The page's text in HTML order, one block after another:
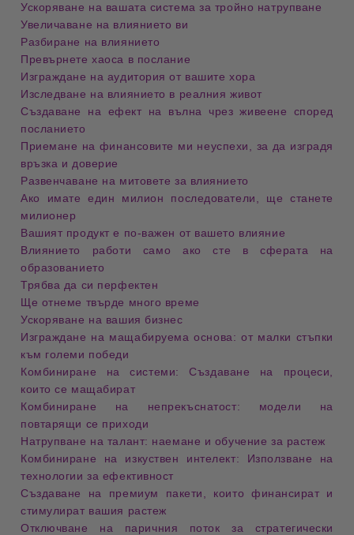
Ускоряване на вашата система за тройно натрупване
Увеличаване на влиянието ви
Разбиране на влиянието
Превърнете хаоса в послание
Изграждане на аудитория от вашите хора
Изследване на влиянието в реалния живот
Създаване на ефект на вълна чрез живеене според
посланието
Приемане на финансовите ми неуспехи, за да изградя
връзка и доверие
Развенчаване на митовете за влиянието
Ако имате един милион последователи, ще станете
милионер
Вашият продукт е по-важен от вашето влияние
Влиянието работи само ако сте в сферата на
образованието
Трябва да си перфектен
Ще отнеме твърде много време
Ускоряване на вашия бизнес
Изграждане на мащабируема основа: от малки стъпки
към големи победи
Комбиниране на системи: Създаване на процеси,
които се мащабират
Комбиниране на непрекъснатост: модели на
повтарящи се приходи
Натрупване на талант: наемане и обучение за растеж
Комбиниране на изкуствен интелект: Използване на
технологии за ефективност
Създаване на премиум пакети, които финансират и
стимулират вашия растеж
Отключване на паричния поток за стратегически